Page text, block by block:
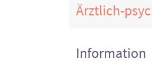
Ärztlich-
Information